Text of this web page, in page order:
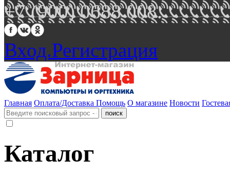
+7 (900) 0688 008.
Вход.Регистрация
Главная Оплата/Доставка Помощь О магазине Новости
Каталог